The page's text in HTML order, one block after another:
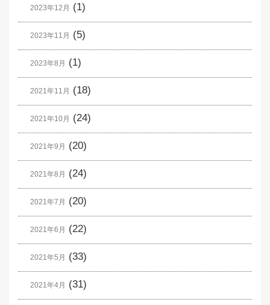
2023年12月 (1)
2023年11月 (5)
2023年8月 (1)
2021年11月 (18)
2021年10月 (24)
2021年9月 (20)
2021年8月 (24)
2021年7月 (20)
2021年6月 (22)
2021年5月 (33)
2021年4月 (31)